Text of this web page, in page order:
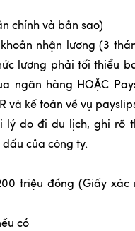
chính và bản sao)
nhận lương (3
lương phải tối thiểu
ngân hàng HOẶC
và kế toán về vụ
lý do đi du lịch, ghi rõ
của công ty.
triệu đồng (Giấy xác
có